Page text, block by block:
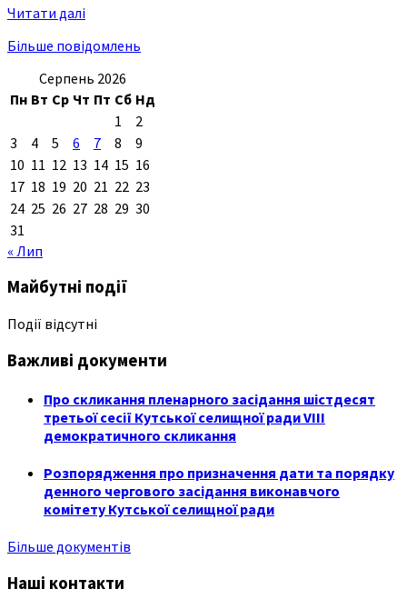
Читати далі
Більше повідомлень
Серпень 2026
Пн Вт Ср Чт Пт Сб Нд
1
2
3
4 5 6 7 8
9
10 11 12 13 14 15 16
17 18 19 20 21 22 23
24 25 26 27 28 29 30
31
« Лип
Майбутні події
Події відсутні
Важливі документи
Про скликання пленарного засідання шістдесят
третьої сесії Кутської селищної ради VIII
демократичного скликання
Розпорядження про призначення дати та порядку
денного чергового засідання виконавчого
комітету Кутської селищної ради
Більше документів
Наші контакти